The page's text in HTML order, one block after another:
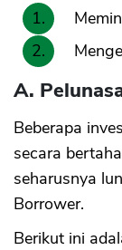
A.
Beberapa
secara
seharusnya
Borrower.
Berikut ini